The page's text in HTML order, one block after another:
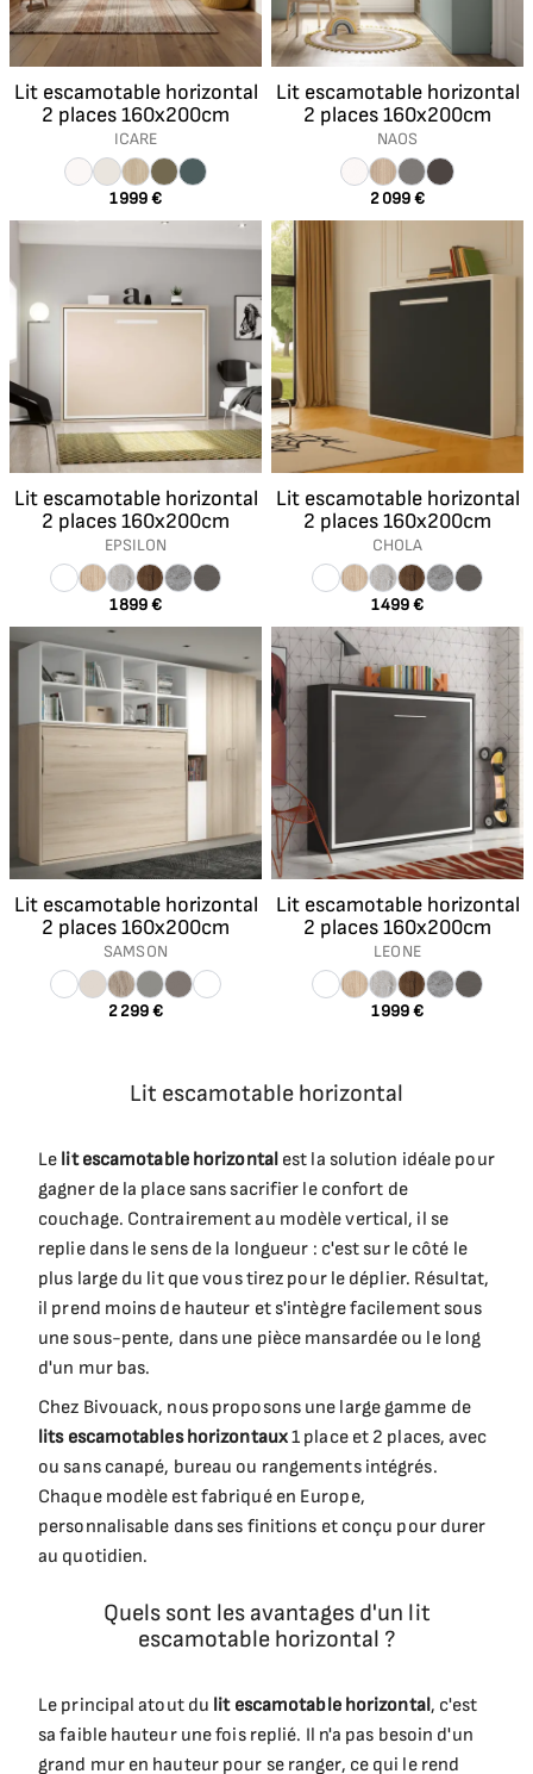
Lit escamotable horizontal
2 places 160x200cm
ICARE
1 999 €
Lit escamotable horizontal
2 places 160x200cm
NAOS
2 099 €
Lit escamotable horizontal
2 places 160x200cm
EPSILON
1 899 €
Lit escamotable horizontal
2 places 160x200cm
CHOLA
1 499 €
Lit escamotable horizontal
2 places 160x200cm
SAMSON
2 299 €
Lit escamotable horizontal
2 places 160x200cm
LEONE
1 999 €
Lit escamotable horizontal
Le lit escamotable horizontalest la solution idéale pour
gagner de la place sans sacrifier le confort de
couchage. Contrairement au modèle vertical, il se
replie dans le sens de la longueur : c'est sur le côté le
plus large du lit que vous tirez pour le déplier. Résultat,
il prend moins de hauteur et s'intègre facilement sous
une sous-pente, dans une pièce mansardée ou le long
d'un mur bas.
Chez Bivouack, nous proposons une large gamme de
lits escamotables horizontaux1 place et 2 places, avec
ou sans canapé, bureau ou rangements intégrés.
Chaque modèle est fabriqué en Europe,
personnalisable dans ses finitions et conçu pour durer
au quotidien.
Quels sont les avantages d'un lit
escamotable horizontal ?
Le principal atout du lit escamotable horizontal, c'est
sa faible hauteur une fois replié. Il n'a pas besoin d'un
grand mur en hauteur pour se ranger, ce qui le rend